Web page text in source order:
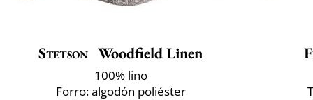
Stetson Woodfield Linen
100% lino
Forro: algodón poliéster